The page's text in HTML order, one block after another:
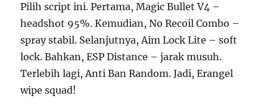
Pilih script ini. Pertama, Magic Bullet V4 –
headshot 95%. Kemudian, No Recoil Combo –
spray stabil. Selanjutnya, Aim Lock Lite – soft
lock. Bahkan, ESP Distance – jarak musuh.
Terlebih lagi, Anti Ban Random. Jadi, Erangel
wipe squad!